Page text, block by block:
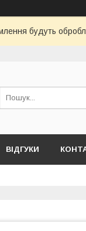
будуть
ВІДГУКИ